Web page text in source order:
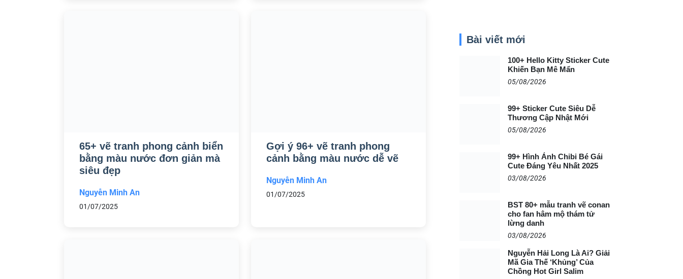
65+ vẽ tranh phong cảnh biển
bằng màu nước đơn giản mà
siêu đẹp
Nguyễn Minh An
01/07/2025
Gợi ý 96+ vẽ tranh phong
cảnh bằng màu nước dễ vẽ
Nguyễn Minh An
01/07/2025
Bài viết mới
100+ Hello Kitty Sticker Cute
Khiến Bạn Mê Mẩn
05/08/2026
99+ Sticker Cute Siêu Dễ
Thương Cập Nhật Mới
05/08/2026
99+ Hình Ảnh Chibi Bé Gái
Cute Đáng Yêu Nhất 2025
03/08/2026
BST 80+ mẫu tranh vẽ conan
cho fan hâm mộ thám tử
lừng danh
03/08/2026
Nguyễn Hải Long Là Ai? Giải
Mã Gia Thế ‘Khủng’ Của
Chồng Hot Girl Salim